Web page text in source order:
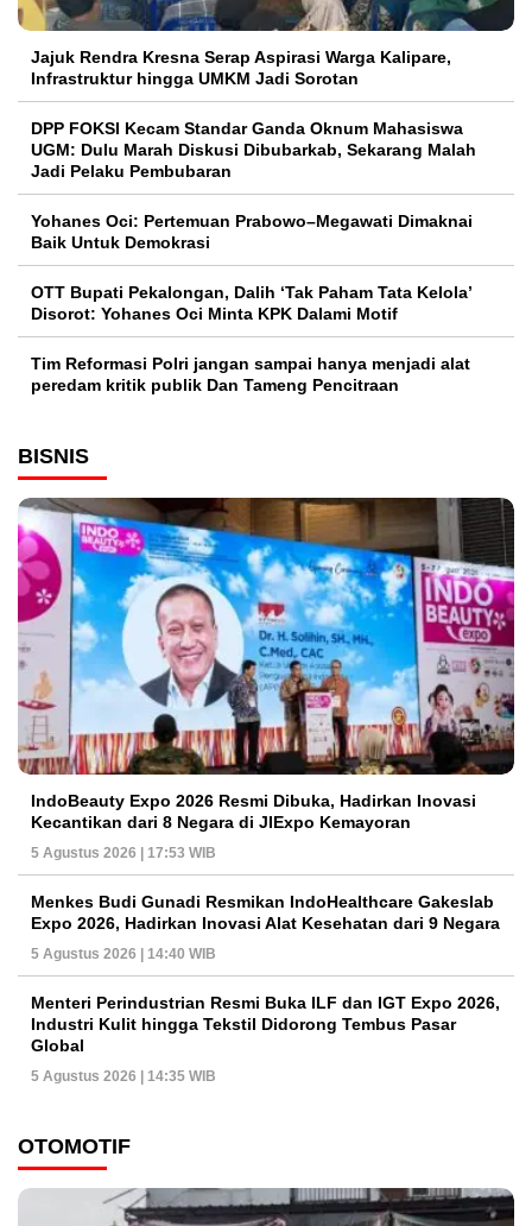
Jajuk Rendra Kresna Serap Aspirasi Warga Kalipare,
Infrastruktur hingga UMKM Jadi Sorotan
DPP FOKSI Kecam Standar Ganda Oknum Mahasiswa
UGM: Dulu Marah Diskusi Dibubarkab, Sekarang Malah
Jadi Pelaku Pembubaran
Yohanes Oci: Pertemuan Prabowo–Megawati Dimaknai
Baik Untuk Demokrasi
OTT Bupati Pekalongan, Dalih ‘Tak Paham Tata Kelola’
Disorot: Yohanes Oci Minta KPK Dalami Motif
Tim Reformasi Polri jangan sampai hanya menjadi alat
peredam kritik publik Dan Tameng Pencitraan
BISNIS
IndoBeauty Expo 2026 Resmi Dibuka, Hadirkan Inovasi
Kecantikan dari 8 Negara di JIExpo Kemayoran
5 Agustus 2026 | 17:53 WIB
Menkes Budi Gunadi Resmikan IndoHealthcare Gakeslab
Expo 2026, Hadirkan Inovasi Alat Kesehatan dari 9 Negara
5 Agustus 2026 | 14:40 WIB
Menteri Perindustrian Resmi Buka ILF dan IGT Expo 2026,
Industri Kulit hingga Tekstil Didorong Tembus Pasar
Global
5 Agustus 2026 | 14:35 WIB
OTOMOTIF